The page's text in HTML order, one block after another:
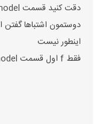
دقت کنید قسمت model نه قسمت serial
اینطور نیست
فقط f اول قسمت model یعنی رفرش